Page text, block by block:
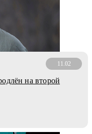
11.02
на второй